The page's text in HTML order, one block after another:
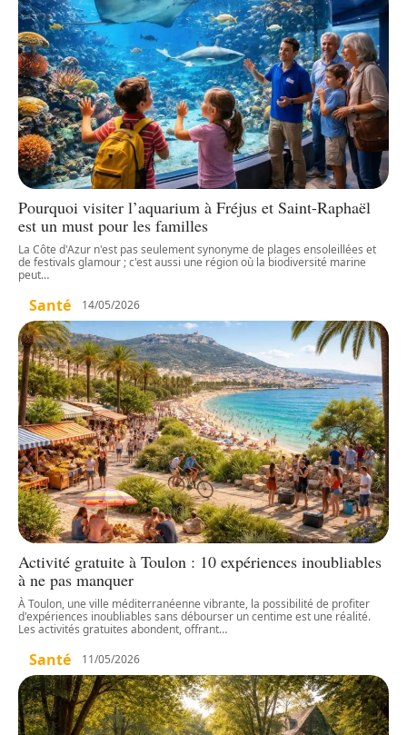
Pourquoi visiter l’aquarium à Fréjus et Saint-Raphaël
est un must pour les familles
La Côte d'Azur n'est pas seulement synonyme de plages ensoleillées et
de festivals glamour ; c'est aussi une région où la biodiversité marine
peut…
Santé 14/05/2026
Activité gratuite à Toulon : 10 expériences inoubliables
à ne pas manquer
À Toulon, une ville méditerranéenne vibrante, la possibilité de profiter
d'expériences inoubliables sans débourser un centime est une réalité.
Les activités gratuites abondent, offrant…
Santé 11/05/2026